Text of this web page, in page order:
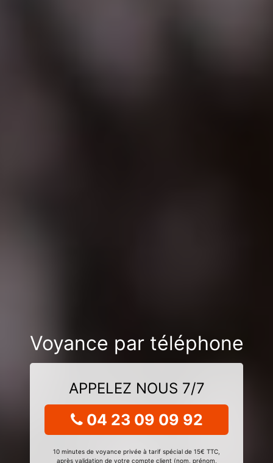
Voyance par téléphone
APPELEZ NOUS 7/7
04 23 09 09 92
10 minutes de voyance privée à tarif spécial de 15€ TTC,
après validation de votre compte client (nom, prénom,